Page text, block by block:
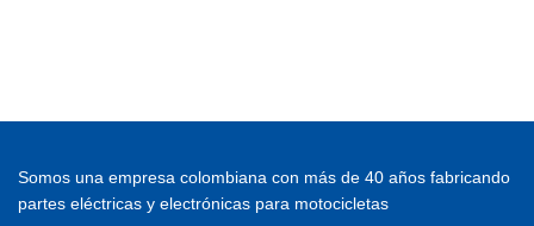
Somos una empresa colombiana con más de 40 años fabricando
partes eléctricas y electrónicas para motocicletas